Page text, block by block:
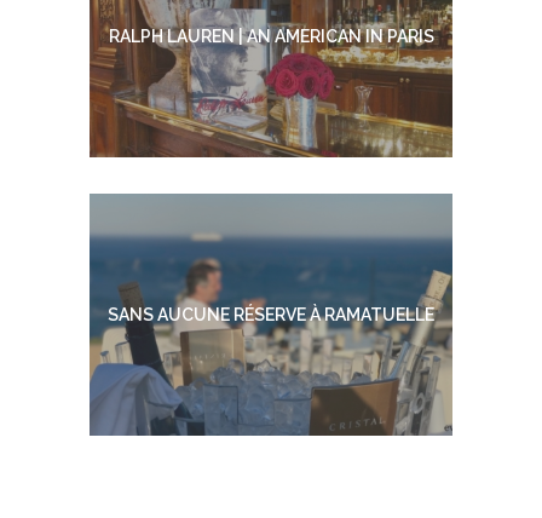
RALPH LAUREN | AN AMERICAN IN PARIS
SANS AUCUNE RÉSERVE À RAMATUELLE